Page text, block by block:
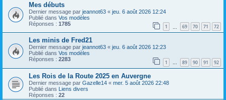
Mes débuts
Dernier message par jeannot63 « jeu. 6 août 2026 12:24
Publié dans Vos modèles
Réponses : 1785 1 69 70 71 72
Les minis de Fred21
Dernier message par jeannot63 « jeu. 6 août 2026 12:23
Publié dans Vos modèles
Réponses : 2283 1 … 89 90 91 92
Les Rois de la Route 2025 en Auvergne
Dernier message par Gazelle14 « mer. 5 août 2026 22:48
Publié dans Liens divers
Réponses : 22